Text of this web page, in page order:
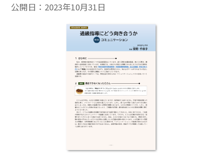
公開日： 2023年10月31日